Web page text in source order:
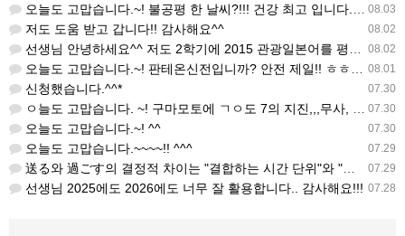
08.03
오늘도 고맙습니다.~! 불공평 한 날씨?!!! 건강 최고 입니다. ^^
08.02
저도 도움 받고 갑니다!! 감사해요^^
08.02
선생님 안녕하세요^^ 저도 2학기에 2015 관광일본어를 평가계획을 세우려고 하는데. ..아무리 찾아도 없어…
08.01
오늘도 고맙습니다.~! 판테온신전입니까? 안전 제일!! ㅎㅎ 감사해요. ^^
07.30
신청했습니다.^^*
07.30
ㅇ늘도 고맙습니다. ~! 구마모토에 ㄱㅇ도 7의 지진,,,무사, 안전을 기도 합니다. 감사해요...
07.30
오늘도 고맙습니다.~! ^^
07.29
오늘도 고맙습니다.~~~~!! ^^^
07.29
送る와 過ごす의 결정적 차이는 "결합하는 시간 단위"와 "묘사 대상"입니다. 過ごす 하루, 오후, 주말, 휴…
07.28
선생님 2025에도 2026에도 너무 잘 활용합니다.. 감사해요!!!